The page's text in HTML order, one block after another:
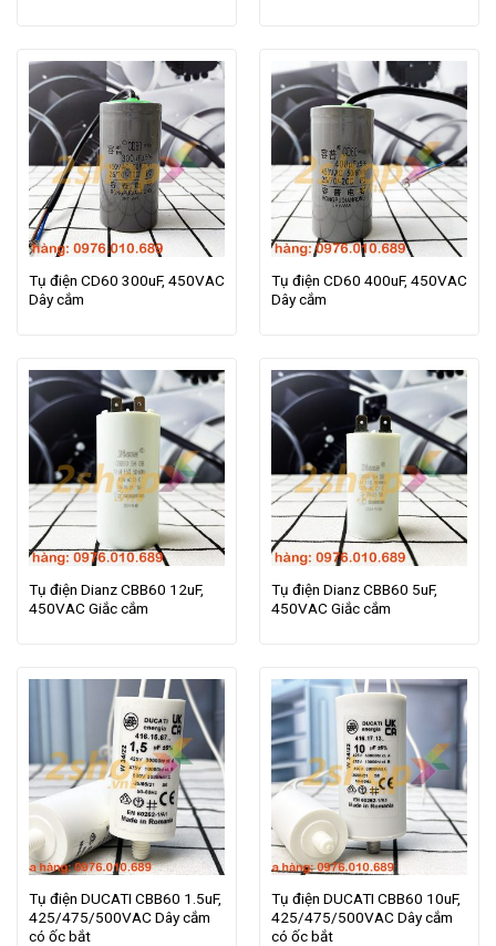
Tụ điện CD60 300uF, 450VAC
Dây cắm
Tụ điện CD60 400uF, 450VAC
Dây cắm
Tụ điện Dianz CBB60 12uF,
450VAC Giắc cắm
Tụ điện Dianz CBB60 5uF,
450VAC Giắc cắm
Tụ điện DUCATI CBB60 1.5uF,
425/475/500VAC Dây cắm
có ốc bắt
Tụ điện DUCATI CBB60 10uF,
425/475/500VAC Dây cắm
có ốc bắt